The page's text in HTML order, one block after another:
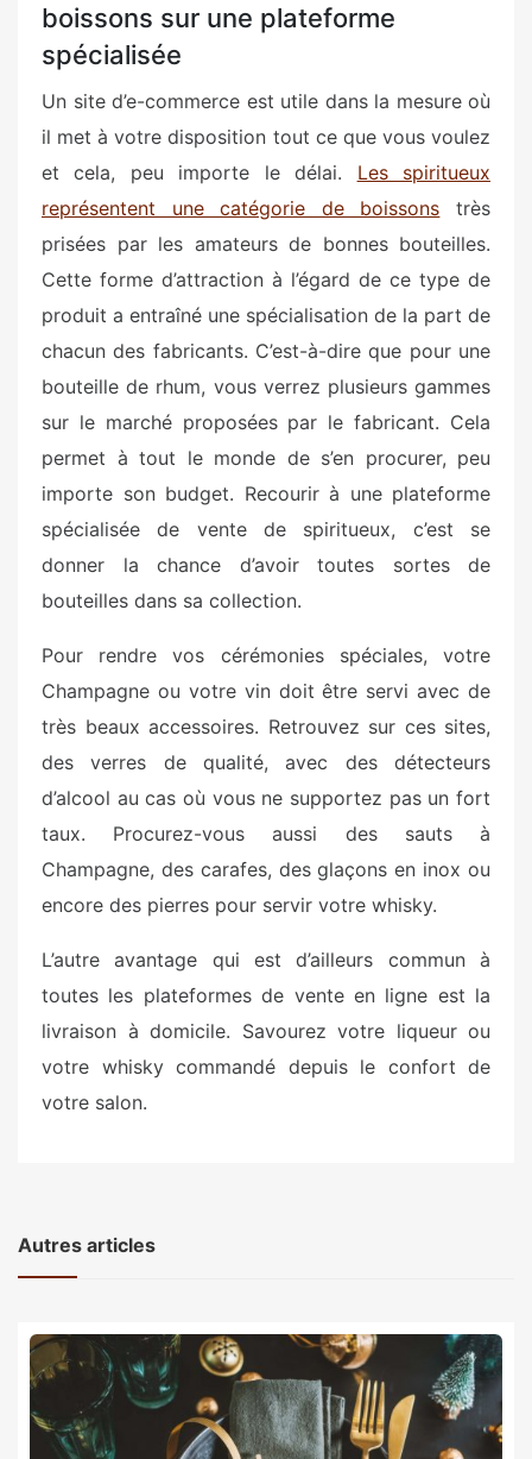
boissons sur une plateforme
spécialisée
Un site d’e-commerce est utile dans la mesure où
il met à votre disposition tout ce que vous voulez
et cela, peu importe le délai. Les spiritueux
représentent une catégorie de boissons très
prisées par les amateurs de bonnes bouteilles.
Cette forme d’attraction à l’égard de ce type de
produit a entraîné une spécialisation de la part de
chacun des fabricants. C’est-à-dire que pour une
bouteille de rhum, vous verrez plusieurs gammes
sur le marché proposées par le fabricant. Cela
permet à tout le monde de s’en procurer, peu
importe son budget. Recourir à une plateforme
spécialisée de vente de spiritueux, c’est se
donner la chance d’avoir toutes sortes de
bouteilles dans sa collection.
Pour rendre vos cérémonies spéciales, votre
Champagne ou votre vin doit être servi avec de
très beaux accessoires. Retrouvez sur ces sites,
des verres de qualité, avec des détecteurs
d’alcool au cas où vous ne supportez pas un fort
taux. Procurez-vous aussi des sauts à
Champagne, des carafes, des glaçons en inox ou
encore des pierres pour servir votre whisky.
L’autre avantage qui est d’ailleurs commun à
toutes les plateformes de vente en ligne est la
livraison à domicile. Savourez votre liqueur ou
votre whisky commandé depuis le confort de
votre salon.
Autres articles